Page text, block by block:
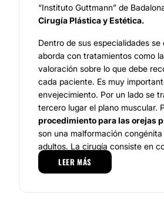
“Instituto Guttmann” de
Cirugía Plástica y Estética.
Dentro de sus especialidades
aborda con tratamientos como la
valoración sobre lo que debe
cada paciente. Es muy
envejecimiento. Por un lado se
tercero lugar el plano muscular.
procedimiento para las orejas
son una malformación
adultos. La cirugía consiste en
respecto al cráneo
proporcionada. Además realiza el
LEER MÁS